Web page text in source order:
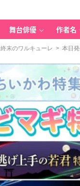
舞台俳優 作者名
終末のワルキューレ > 本日発